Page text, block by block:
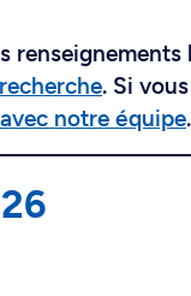
. Si
notre équipe.